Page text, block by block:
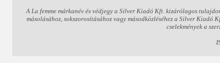
A La femme márkanév és védjegy a Silver Kiadó Kft. kizárólagos
másolásához, sokszorosításához vagy másodközléséhez a Silver
cselekmények a